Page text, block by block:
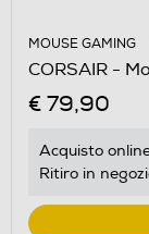
MOUSE GAMING
CORSAIR -
€ 79,90
Acquisto
Ritiro in